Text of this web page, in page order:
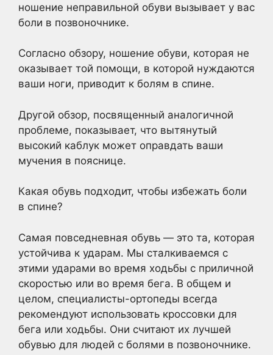
ношение неправильной обуви вызывает у вас
боли в позвоночнике.
Согласно обзору, ношение обуви, которая не
оказывает той помощи, в которой нуждаются
ваши ноги, приводит к болям в спине.
Другой обзор, посвященный аналогичной
проблеме, показывает, что вытянутый
высокий каблук может оправдать ваши
мучения в пояснице.
Какая обувь подходит, чтобы избежать боли
в спине?
Самая повседневная обувь — это та, которая
устойчива к ударам. Мы сталкиваемся с
этими ударами во время ходьбы с приличной
скоростью или во время бега. В общем и
целом, специалисты-ортопеды всегда
рекомендуют использовать кроссовки для
бега или ходьбы. Они считают их лучшей
обувью для людей с болями в позвоночнике.